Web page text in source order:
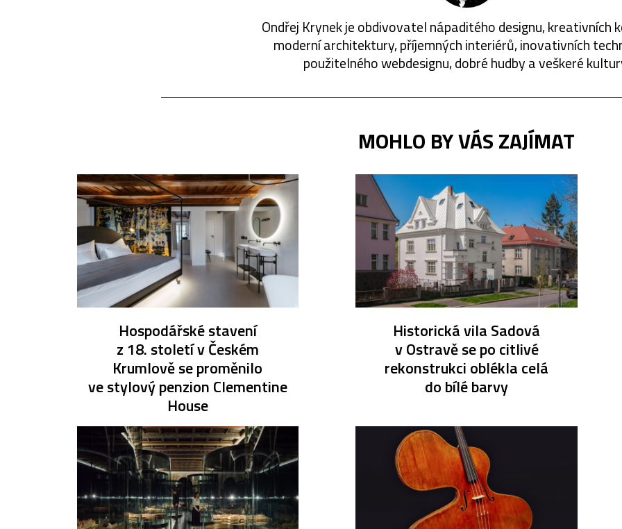
Ondřej Krynek je obdivovatel nápaditého designu, kreativních
moderní architektury, příjemných interiérů, inovativních
použitelného webdesignu, dobré hudby a veškeré
MOHLO BY VÁS ZAJÍMAT
Hospodářské stavení
z 18. století v Českém
Krumlově se proměnilo
ve stylový penzion Clementine
House
Historická vila Sadová
v Ostravě se po citlivé
rekonstrukci oblékla celá
do bílé barvy